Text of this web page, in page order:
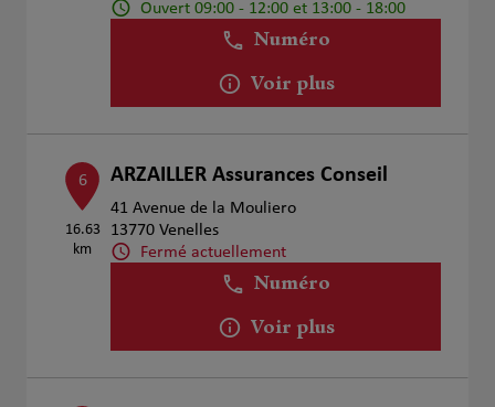
Ouvert 09:00 - 12:00 et 13:00 - 18:00
Numéro
Voir plus
6
16.63
km
ARZAILLER Assurances Conseil
41 Avenue de la Mouliero
13770 Venelles
Fermé actuellement
Numéro
Voir plus